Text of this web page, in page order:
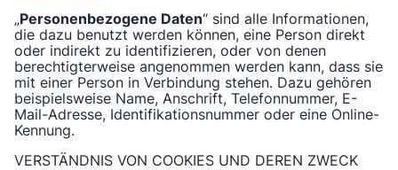
„Personenbezogene Daten“ sind alle Informationen,
die dazu benutzt werden können, eine Person direkt
oder indirekt zu identifizieren, oder von denen
berechtigterweise angenommen werden kann, dass sie
mit einer Person in Verbindung stehen. Dazu gehören
beispielsweise Name, Anschrift, Telefonnummer, E-
Mail-Adresse, Identifikationsnummer oder eine Online-
Kennung.
VERSTÄNDNIS VON COOKIES UND DEREN ZWECK